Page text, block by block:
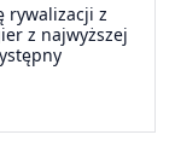
rywalizacji z
z najwyższej